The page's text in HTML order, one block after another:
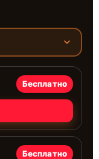
Бесплатно
Бесплатно